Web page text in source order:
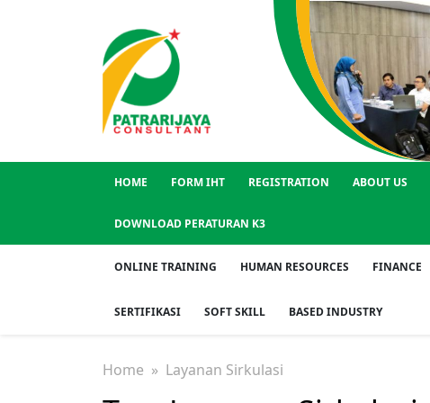
HOME FORM IHT REGISTRATION ABOUT US
DOWNLOAD PERATURAN K3
ONLINE TRAINING HUMAN RESOURCES FINANCE
SERTIFIKASI SOFT SKILL BASED INDUSTRY
Home » Layanan Sirkulasi